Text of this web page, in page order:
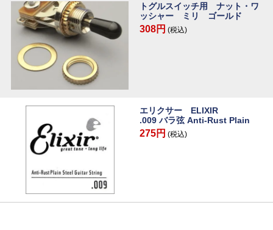
トグルスイッチ用 ナット・ワ
ッシャー ミリ ゴールド
308円 (税込)
エリクサー ELIXIR
.009 バラ弦 Anti-Rust Plain
275円 (税込)